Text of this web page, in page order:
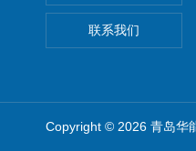
联系我们
Copyright © 2026 青岛华